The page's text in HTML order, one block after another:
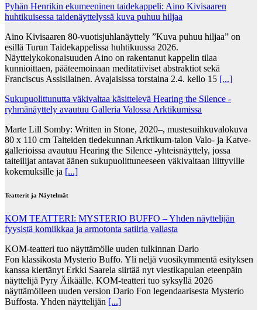
Pyhän Henrikin ekumeeninen taidekappeli: Aino Kivisaaren
huhtikuisessa taidenäyttelyssä kuva puhuu hiljaa
Aino Kivisaaren 80-vuotisjuhlanäyttely ”Kuva puhuu hiljaa” on
esillä Turun Taidekappelissa huhtikuussa 2026.
Näyttelykokonaisuuden Aino on rakentanut kappelin tilaa
kunnioittaen, pääteemoinaan meditatiiviset abstraktiot sekä
Franciscus Assisilainen. Avajaisissa torstaina 2.4. kello 15 [...]
Sukupuolittunutta väkivaltaa käsittelevä Hearing the Silence -
ryhmänäyttely avautuu Galleria Valossa Arktikumissa
Marte Lill Somby: Written in Stone, 2020–, mustesuihkuvalokuva
80 x 110 cm Taiteiden tiedekunnan Arktikum-talon Valo- ja Katve-
gallerioissa avautuu Hearing the Silence -yhteisnäyttely, jossa
taiteilijat antavat äänen sukupuolittuneeseen väkivaltaan liittyville
kokemuksille ja [...]
Teatterit ja Näytelmät
KOM TEATTERI: MYSTERIO BUFFO – Yhden näyttelijän
fyysistä komiikkaa ja armotonta satiiria vallasta
KOM-teatteri tuo näyttämölle uuden tulkinnan Dario
Fon klassikosta Mysterio Buffo. Yli neljä vuosikymmentä esityksen
kanssa kiertänyt Erkki Saarela siirtää nyt viestikapulan eteenpäin
näyttelijä Pyry Äikäälle. KOM-teatteri tuo syksyllä 2026
näyttämölleen uuden version Dario Fon legendaarisesta Mysterio
Buffosta. Yhden näyttelijän [...]